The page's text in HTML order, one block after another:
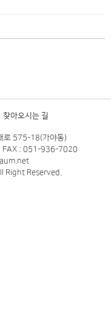
찾아오시는 길
로 575-18(가야동)
FAX : 051-936-7020
Reserved.